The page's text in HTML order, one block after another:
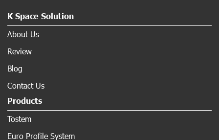
K Space Solution
About Us
Review
Blog
Contact Us
Products
Tostem
Euro Profile System